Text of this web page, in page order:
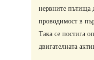
нервните пътища
проводимост в
Така се постига
двигателната